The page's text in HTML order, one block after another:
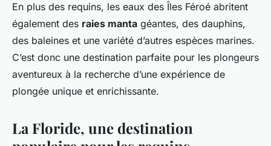
En plus des requins, les eaux des Îles Féroé abritent
également des raies manta géantes, des dauphins,
des baleines et une variété d’autres espèces marines.
C’est donc une destination parfaite pour les plongeurs
aventureux à la recherche d’une expérience de
plongée unique et enrichissante.
La Floride, une destination